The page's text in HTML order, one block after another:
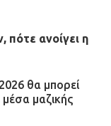
πότε ανοίγει η
θα μπορεί
μέσα μαζικής